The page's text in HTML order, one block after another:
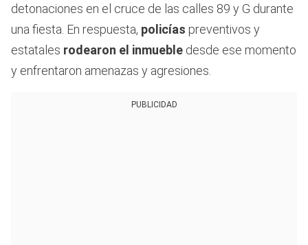
detonaciones en el cruce de las calles 89 y G durante
una fiesta. En respuesta, policías preventivos y
estatales rodearon el inmueble desde ese momento
y enfrentaron amenazas y agresiones.
PUBLICIDAD